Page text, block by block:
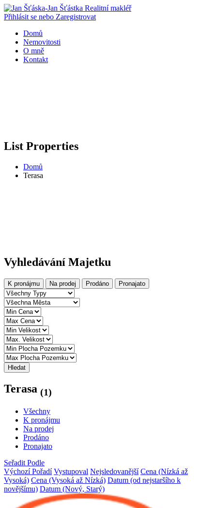
Přihlásit se nebo Zaregistrovat
Domů
Nemovitosti
O mně
Kontakt
List Properties
Domů
Terasa
Vyhledávání Majetku
K pronájmu Na prodej Prodáno Pronajato
Hledat
Terasa (1)
Všechny
K pronájmu
Na prodej
Prodáno
Pronajato
Seřadit Podle
Výchozí Pořadí Vystupoval Nejsledovanější Cena (Nízká až
Vysoká) Cena (Vysoká až Nízká) Datum (od nejstaršího k
novějšímu) Datum (Nový, Starý)